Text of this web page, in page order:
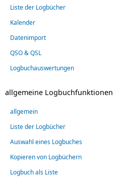
Liste der Logbücher
Kalender
Datenimport
QSO & QSL
Logbuchauswertungen
allgemeine Logbuchfunktionen
allgemein
Liste der Logbücher
Auswahl eines Logbuches
Kopieren von Logbüchern
Logbuch als Liste